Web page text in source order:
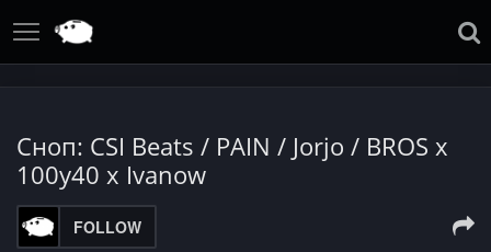
Сноп: CSI Beats / PAIN / Jorjo / BROS x
100y40 x Ivanow
FOLLOW